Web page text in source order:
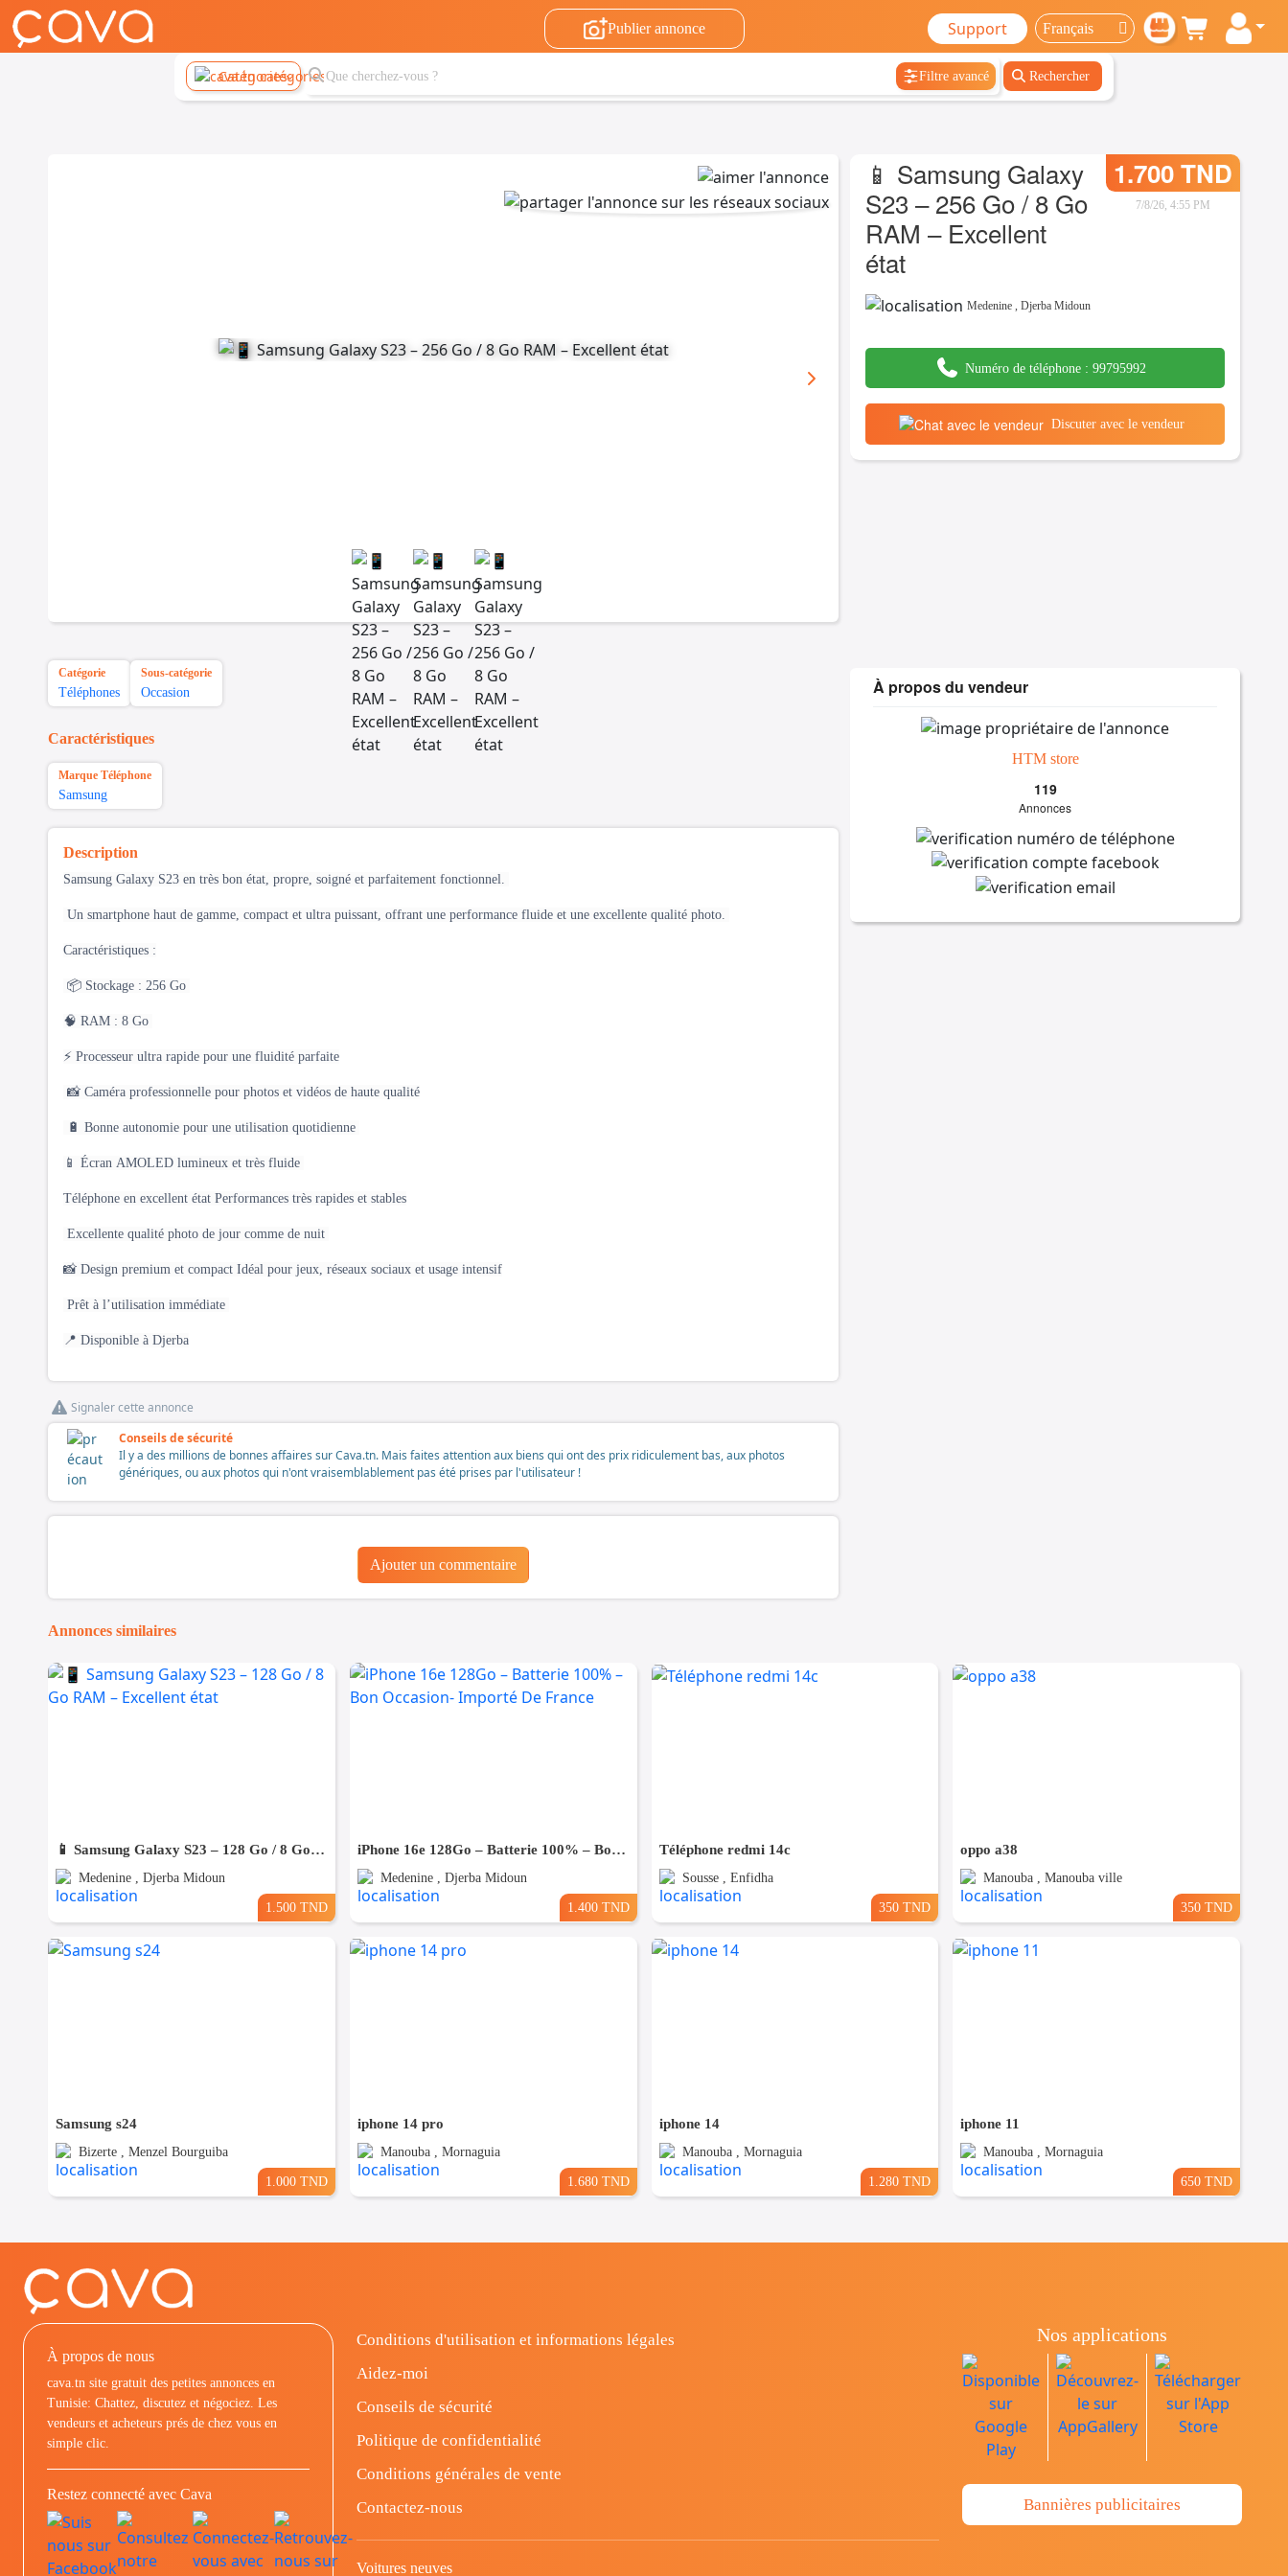
Publier annonce Support
Catégories Filtre avancé Rechercher
📱 Samsung Galaxy
S23 – 256 Go / 8 Go
RAM – Excellent
état
1.700 TND
7/8/26, 4:55 PM
Medenine ,Djerba Midoun
Numéro de téléphone : 99795992
Discuter avec le vendeur
Catégorie
Téléphones
Sous-catégorie
Occasion
Caractéristiques
Marque Téléphone
Samsung
Description
Samsung Galaxy S23 en très bon état, propre, soigné et parfaitement fonctionnel.
Un smartphone haut de gamme, compact et ultra puissant, offrant une performance fluide et une excellente qualité photo.
Caractéristiques :
📦 Stockage : 256 Go
🧠 RAM : 8 Go
⚡ Processeur ultra rapide pour une fluidité parfaite
📸 Caméra professionnelle pour photos et vidéos de haute qualité
🔋 Bonne autonomie pour une utilisation quotidienne
📱 Écran AMOLED lumineux et très fluide
Téléphone en excellent état Performances très rapides et stables
Excellente qualité photo de jour comme de nuit
📸 Design premium et compact Idéal pour jeux, réseaux sociaux et usage intensif
Prêt à l’utilisation immédiate
📍 Disponible à Djerba
Signaler cette annonce
Conseils de sécurité
Il y a des millions de bonnes affaires sur Cava.tn. Mais faites attention aux biens qui ont des prix ridiculement bas, aux photos
génériques, ou aux photos qui n'ont vraisemblablement pas été prises par l'utilisateur !
Ajouter un commentaire
À propos du vendeur
HTM store
119
Annonces
Annonces similaires
📱 Samsung Galaxy S23 – 128 Go / 8 Go RAM – Excellent état
Medenine , Djerba Midoun
1.500 TND
iPhone 16e 128Go – Batterie 100% – Bon Occasion- Importé De France
Medenine , Djerba Midoun
1.400 TND
Téléphone redmi 14c
Sousse , Enfidha
350 TND
oppo a38
Manouba , Manouba ville
350 TND
Samsung s24
Bizerte , Menzel Bourguiba
1.000 TND
iphone 14 pro
Manouba , Mornaguia
1.680 TND
iphone 14
Manouba , Mornaguia
1.280 TND
iphone 11
Manouba , Mornaguia
650 TND
À propos de nous
cava.tn site gratuit des petites annonces en
Tunisie: Chattez, discutez et négociez. Les
vendeurs et acheteurs prés de chez vous en
simple clic.
Restez connecté avec Cava
Conditions d'utilisation et informations légales
Aidez-moi
Conseils de sécurité
Politique de confidentialité
Conditions générales de vente
Contactez-nous
Voitures neuves
Nos applications
Bannières publicitaires